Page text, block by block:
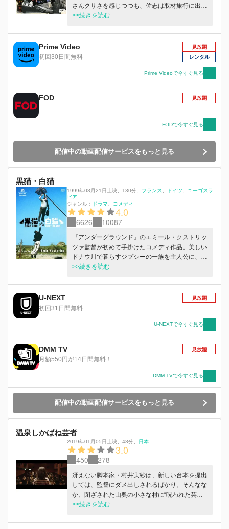
さんクサさを感じつつも、佐志は取材旅行に出
発。だが行く手に次々と妙な連中が出現し、佐志
>>続きを読む
Prime Video
初回30日間無料
見放題
レンタル
Prime Videoで今すぐ見る
FOD 見放題
FODで今すぐ見る
配信中の動画配信サービスをもっと見る
黒猫・白猫
1999年08月21日上映 130分 フランス ドイツ
ユーゴスラ
ビア
ジャンル：
ドラマ コメディ
4.0
6626 10087
『アンダーグラウンド』のエミール・クストリッ
ツァ監督が初めて手掛けたコメディ作品。美しい
ドナウ川で暮らすジプシーの一族を主人公に、さ
まざまな登場人物が巻き起こす騒動をユーモアに
>>続きを読む
U-NEXT
初回31日間無料
見放題
U-NEXTで今すぐ見る
DMM TV
月額550円が14日間無料！
見放題
DMM TVで今すぐ見る
配信中の動画配信サービスをもっと見る
温泉しかばね芸者
2019年01月05日上映 48分 日本
3.0
450 278
冴えない脚本家・村井実紗は、新しい台本を提出
しては、監督にダメ出しされるばかり。そんなな
か、閉ざされた山奥の小さな村に“呪われた芸者
伝説”があることを聞く。早速ロケハンに向かう
トンデモないスピ ードで呪われた芸者のシナリ
>>続きを読む